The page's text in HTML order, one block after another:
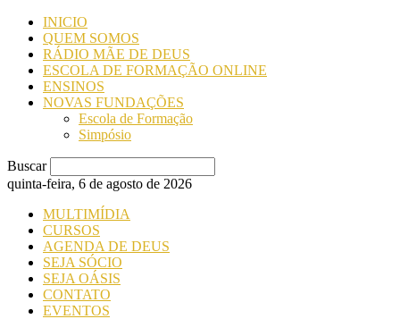
INICIO
QUEM SOMOS
RÁDIO MÃE DE DEUS
ESCOLA DE FORMAÇÃO ONLINE
ENSINOS
NOVAS FUNDAÇÕES
Escola de Formação
Simpósio
Buscar
quinta-feira, 6 de agosto de 2026
MULTIMÍDIA
CURSOS
AGENDA DE DEUS
SEJA SÓCIO
SEJA OÁSIS
CONTATO
EVENTOS